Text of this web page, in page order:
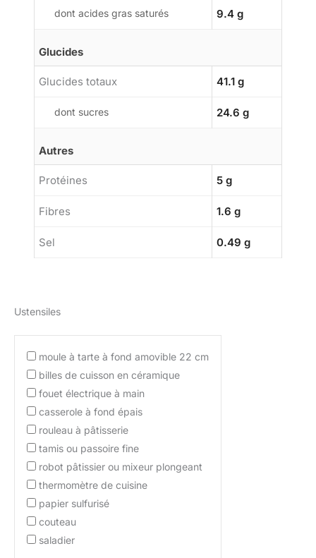
dont acides gras saturés 9.4 g
Glucides
Glucides totaux 41.1 g
dont sucres 24.6 g
Autres
Protéines 5 g
Fibres 1.6 g
Sel 0.49 g
Ustensiles
moule à tarte à fond amovible 22 cm
billes de cuisson en céramique
fouet électrique à main
casserole à fond épais
rouleau à pâtisserie
tamis ou passoire fine
robot pâtissier ou mixeur plongeant
thermomètre de cuisine
papier sulfurisé
couteau
saladier